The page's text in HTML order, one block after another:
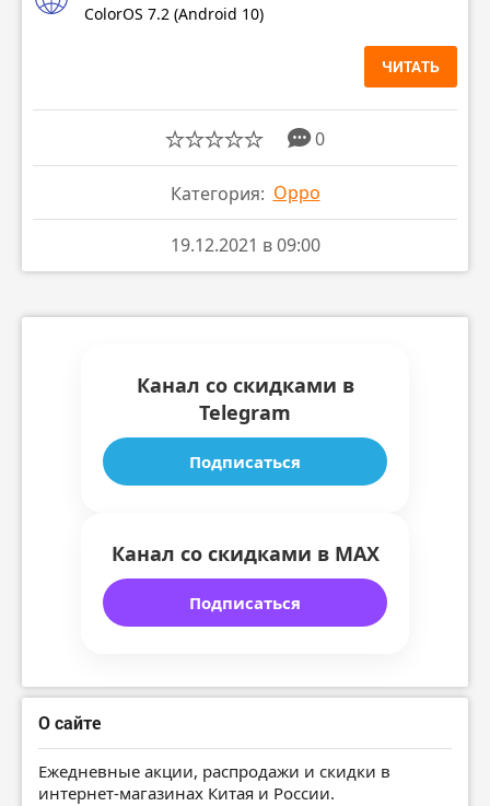
ColorOS 7.2 (Android 10)
ЧИТАТЬ
0
Категория: Oppo
19.12.2021 в 09:00
Канал со скидками в
Telegram
Подписаться
Канал со скидками в MAX
Подписаться
О сайте
Ежедневные акции, распродажи и скидки в
интернет-магазинах Китая и России.